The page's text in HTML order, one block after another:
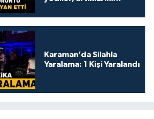
Karaman’da Silahla
Yaralama: 1 Kişi Yaralandı